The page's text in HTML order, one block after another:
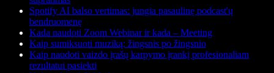
Spotify AI balso vertimas: jungia pasaulinę podcast'ų
bendruomenę
Kada naudoti Zoom Webinar ir kada – Meeting
Kaip sumiksuoti muziką: žingsnis po žingsnio
Kaip naudoti vaizdo įrašų karpymo įrankį profesionaliam
rezultatui pasiekti